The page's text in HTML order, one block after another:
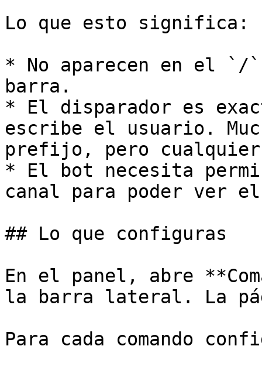
Lo que esto significa:
* No aparecen en el `/`
barra.
* El disparador es
escribe el usuario.
prefijo, pero
* El bot necesita
canal para poder ver
## Lo que configuras
En el panel, abre
la barra lateral. La
Para cada comando